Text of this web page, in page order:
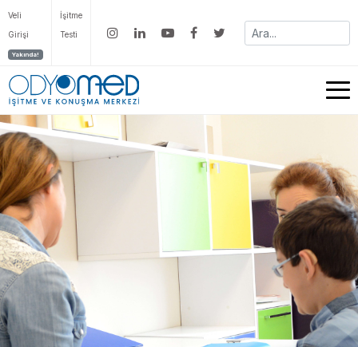
Veli
Girişi
Yakında!
İşitme
Testi